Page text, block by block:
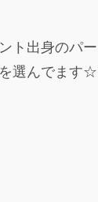
ト出身のパ
選んでます☆